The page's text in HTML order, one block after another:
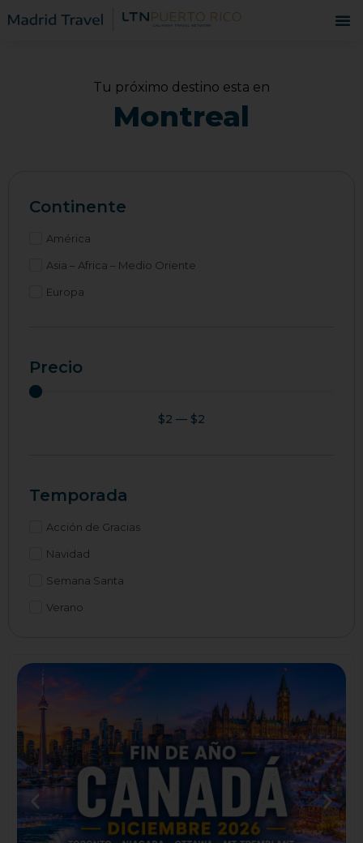
Tu próximo destino esta en
Montreal
Continente
América
Asia – Africa – Medio Oriente
Europa
Precio
$2 — $2
Temporada
Acción de Gracias
Navidad
Semana Santa
Verano